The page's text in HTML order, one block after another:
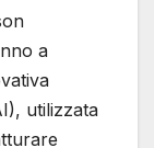
a
utilizzata